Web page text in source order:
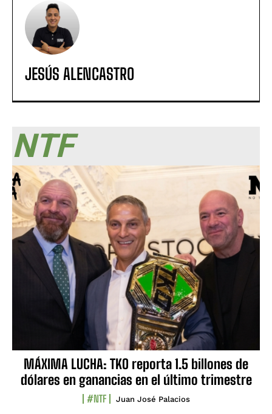
JESÚS ALENCASTRO
NTF
MÁXIMA LUCHA: TKO reporta 1.5 billones de
dólares en ganancias en el último trimestre
#NTF Juan José Palacios